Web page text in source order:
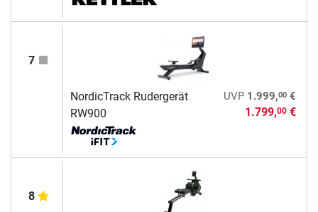
7
NordicTrack Rudergerät
RW900
UVP 1.999,00€
1.799,00€
8